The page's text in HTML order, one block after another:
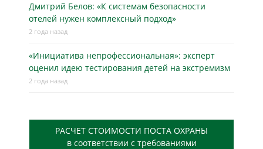
Дмитрий Белов: «К системам безопасности
отелей нужен комплексный подход»
2 года назад
«Инициатива непрофессиональная»: эксперт
оценил идею тестирования детей на экстремизм
2 года назад
РАСЧЕТ СТОИМОСТИ ПОСТА ОХРАНЫ
в соответствии с требованиями